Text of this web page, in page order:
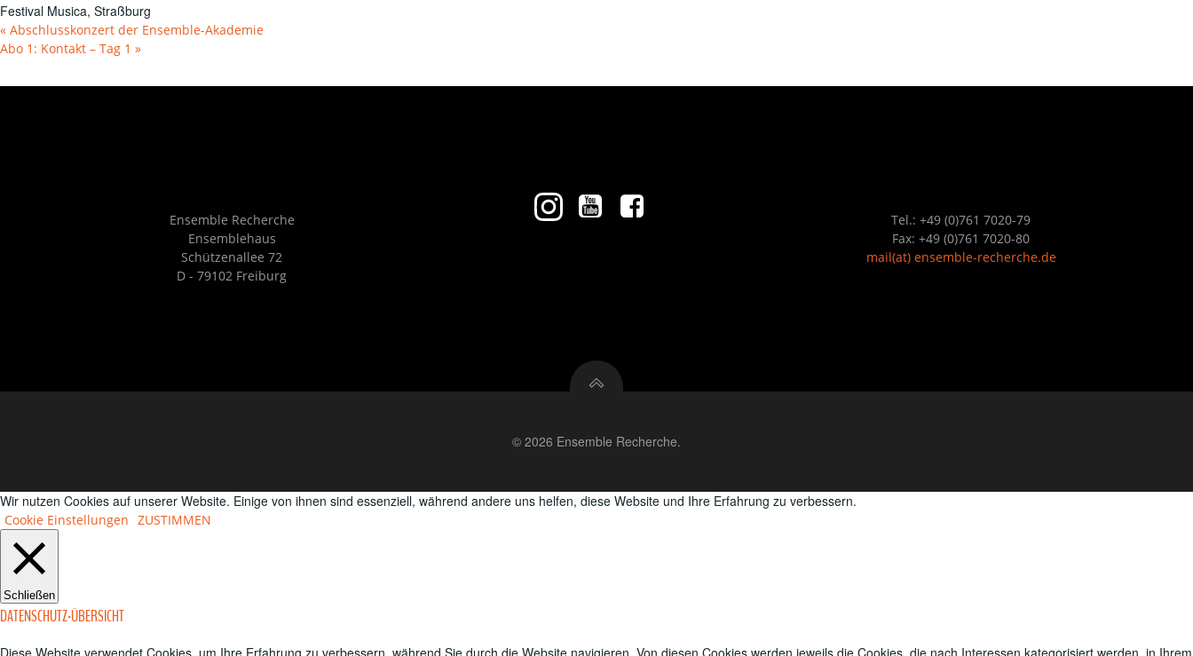
Festival Musica, Straßburg
« Abschlusskonzert der Ensemble-Akademie
Abo 1: Kontakt – Tag 1 »
Ensemble Recherche
Ensemblehaus
Schützenallee 72
D - 79102 Freiburg
Tel.: +49 (0)761 7020-79
Fax: +49 (0)761 7020-80
mail(at) ensemble-recherche.de
© 2026 Ensemble Recherche.
Wir nutzen Cookies auf unserer Website. Einige von ihnen sind essenziell, während andere uns helfen, diese Website und Ihre Erfahrung zu verbessern.
Cookie Einstellungen ZUSTIMMEN
Schließen
DATENSCHUTZ-ÜBERSICHT
Diese Website verwendet Cookies, um Ihre Erfahrung zu verbessern, während Sie durch die Website navigieren. Von diesen Cookies werden jeweils die Cookies, die nach Interessen kategorisiert werden, in Ihrem